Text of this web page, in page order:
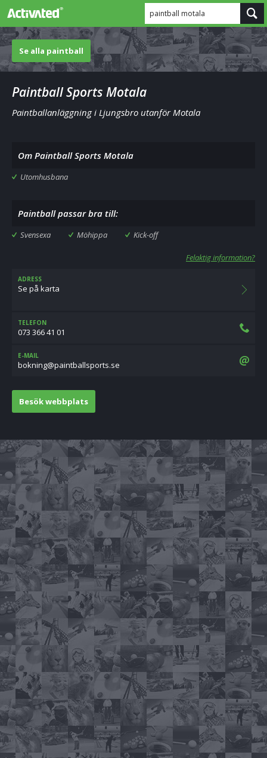
paintball motala
Se alla paintball
Paintball Sports Motala
Paintballanläggning i Ljungsbro utanför Motala
Om Paintball Sports Motala
Utomhusbana
Paintball passar bra till:
Svensexa Möhippa Kick-off
Felaktig information?
ADRESS
Se på karta
TELEFON
073 366 41 01
E-MAIL
es.stropsllabtniap@gninkob
Besök webbplats